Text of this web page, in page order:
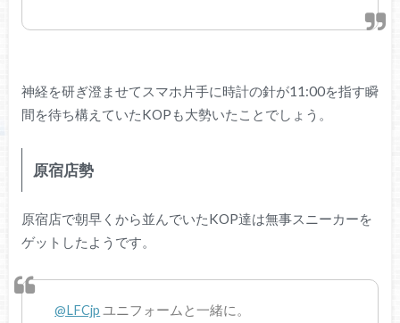
神経を研ぎ澄ませてスマホ片手に時計の針が11:00を指す瞬
間を待ち構えていたKOPも大勢いたことでしょう。
原宿店勢
原宿店で朝早くから並んでいたKOP達は無事スニーカーを
ゲットしたようです。
@LFCjp ユニフォームと一緒に。